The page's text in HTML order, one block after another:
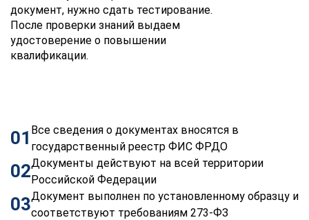
документ, нужно сдать тестирование.
После проверки знаний выдаем
удостоверение о повышении
квалификации.
01 Все сведения о документах вносятся в
государственный реестр ФИС ФРДО
02Документы действуют на всей территории
Российской Федерации
03Документ выполнен по установленному образцу и
соответствуют требованиям 273-ФЗ